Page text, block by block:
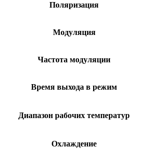
Поляризация
Модуляция
Частота модуляции
Время выхода в режим
Диапазон рабочих температур
Охлаждение